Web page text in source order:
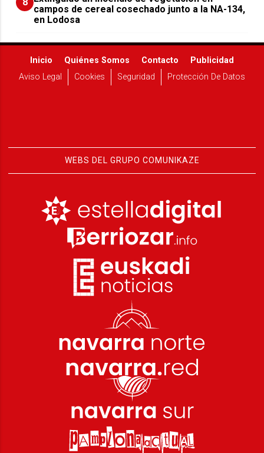
8
campos de cereal cosechado junto a la NA-134,
en Lodosa
Inicio Quiénes Somos Contacto
Publicidad
Aviso Legal
Cookies Seguridad Protección De Datos
WEBS DEL GRUPO COMUNIKAZE